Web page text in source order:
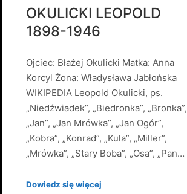
OKULICKI LEOPOLD
1898-1946
Ojciec: Błażej Okulicki Matka: Anna
Korcyl Żona: Władysława Jabłońska
WIKIPEDIA Leopold Okulicki, ps.
„Niedźwiadek”, „Biedronka”, „Bronka”,
„Jan”, „Jan Mrówka”, „Jan Ogór”,
„Kobra”, „Konrad”, „Kula”, „Miller”,
„Mrówka”, „Stary Boba”, „Osa”, „Pan…
Dowiedz się więcej